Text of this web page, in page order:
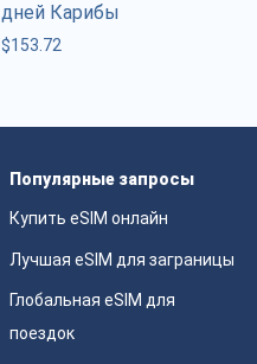
дней Карибы
$153.72
Популярные запросы
Купить eSIM онлайн
Лучшая eSIM для заграницы
Глобальная eSIM для
поездок